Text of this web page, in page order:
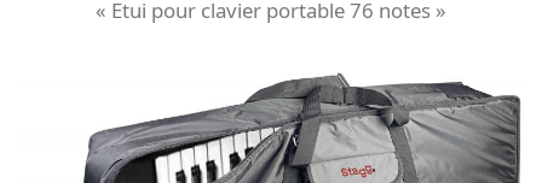
« Etui pour clavier portable 76 notes »